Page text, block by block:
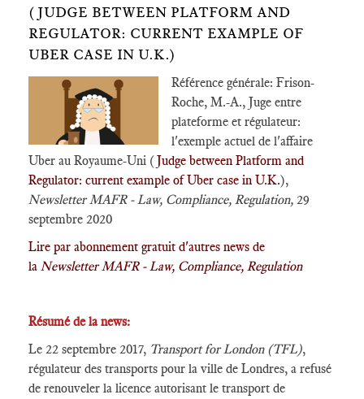
(JUDGE BETWEEN PLATFORM AND
REGULATOR: CURRENT EXAMPLE OF
UBER CASE IN U.K.)
Référence générale: Frison-
Roche, M.-A., Juge entre
plateforme et régulateur:
l'exemple actuel de l'affaire
Uber au Royaume-Uni (Judge between Platform and
Regulator: current example of Uber case in U.K.),
Newsletter MAFR - Law, Compliance, Regulation, 29
septembre 2020
Lire par abonnement gratuit d'autres news de
la Newsletter MAFR - Law, Compliance, Regulation
Résumé de la news:
Le 22 septembre 2017, Transport for London (TFL),
régulateur des transports pour la ville de Londres, a refusé
de renouveler la licence autorisant le transport de